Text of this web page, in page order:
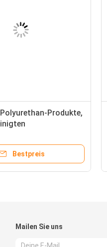
Produkte,
Bestpreis
Mailen Sie uns